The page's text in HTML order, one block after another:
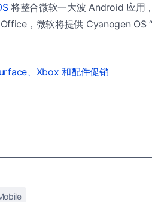
将整合微软一大波 Android 应用
，微软将提供 Cyanogen OS
、Xbox 和配件促销